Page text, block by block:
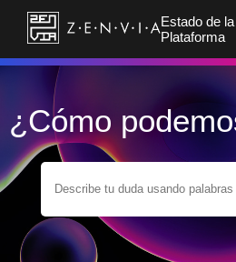
Estado de la
Plataforma
¿Cómo